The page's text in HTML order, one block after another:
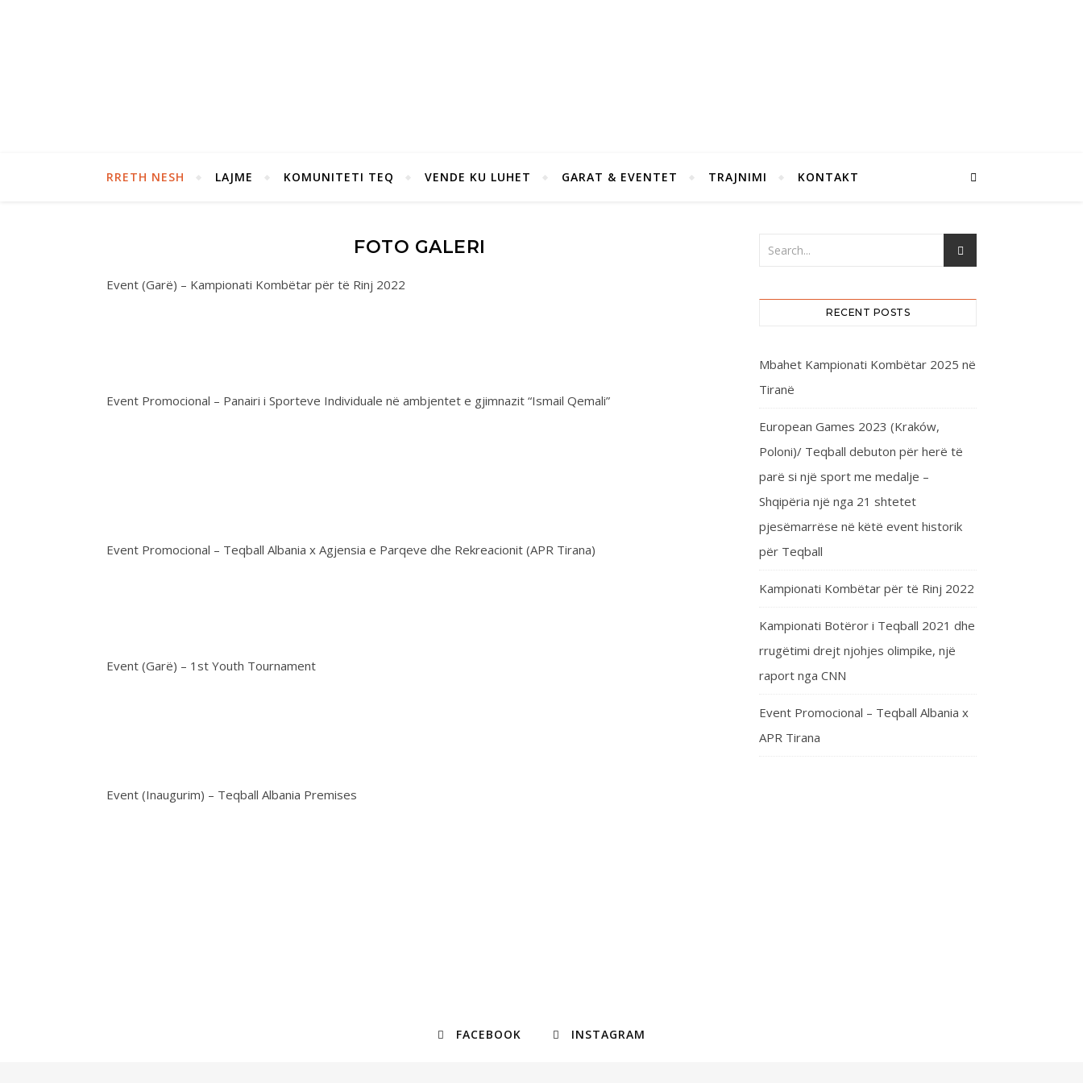
RRETH NESH LAJME KOMUNITETI TEQ VENDE KU LUHET GARAT & EVENTET TRAJNIMI KONTAKT
FOTO GALERI
Event (Garë) – Kampionati Kombëtar për të Rinj 2022
Event Promocional – Panairi i Sporteve Individuale në ambjentet e gjimnazit “Ismail Qemali”
Event Promocional – Teqball Albania x Agjensia e Parqeve dhe Rekreacionit (APR Tirana)
Event (Garë) – 1st Youth Tournament
Event (Inaugurim) – Teqball Albania Premises
RECENT POSTS
Mbahet Kampionati Kombëtar 2025 në
Tiranë
European Games 2023 (Kraków,
Poloni)/ Teqball debuton për herë të
parë si një sport me medalje –
Shqipëria një nga 21 shtetet
pjesëmarrëse në këtë event historik
për Teqball
Kampionati Kombëtar për të Rinj 2022
Kampionati Botëror i Teqball 2021 dhe
rrugëtimi drejt njohjes olimpike, një
raport nga CNN
Event Promocional – Teqball Albania x
APR Tirana
FACEBOOK INSTAGRAM